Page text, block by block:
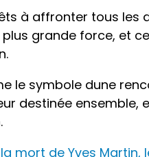
à affronter tous
grande force,
le symbole dune
destinée
mort de Yves Martin,